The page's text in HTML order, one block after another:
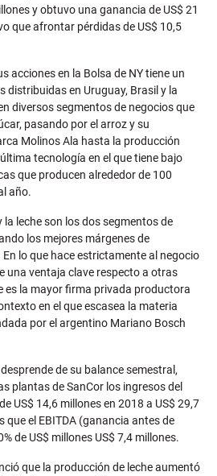
y obtuvo una ganancia de US$ 21
que afrontar pérdidas de US$ 10,5
acciones en la Bolsa de NY tiene un
distribuidas en Uruguay, Brasil y la
diversos segmentos de negocios que
pasando por el arroz y su
Molinos Ala hasta la producción
tecnología en el que tiene bajo
que producen alrededor de 100
año.
la leche son los dos segmentos de
los mejores márgenes de
lo que hace estrictamente al negocio
una ventaja clave respecto a otras
es la mayor firma privada productora
en el que escasea la materia
por el argentino Mariano Bosch
de su balance semestral,
plantas de SanCor los ingresos del
US$ 14,6 millones en 2018 a US$ 29,7
que el EBITDA (ganancia antes de
de US$ millones US$ 7,4 millones.
que la producción de leche aumentó